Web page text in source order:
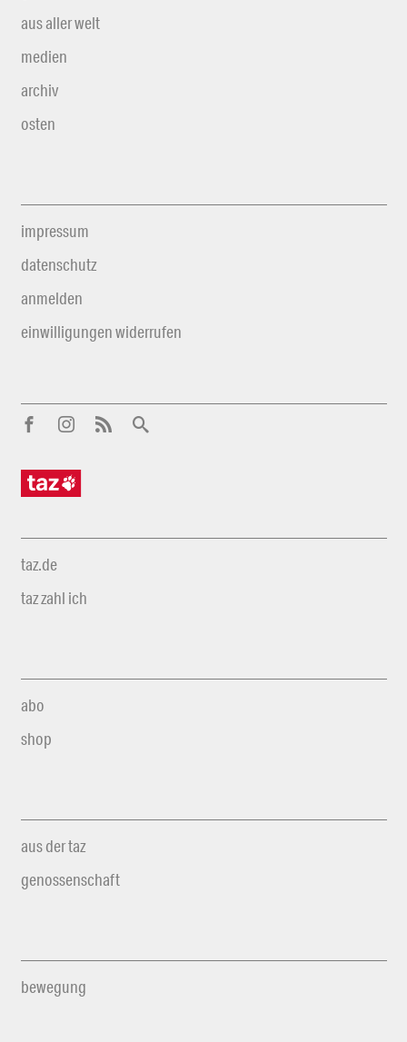
aus aller welt
medien
archiv
osten
impressum
datenschutz
anmelden
einwilligungen widerrufen
taz.de
taz zahl ich
abo
shop
aus der taz
genossenschaft
bewegung